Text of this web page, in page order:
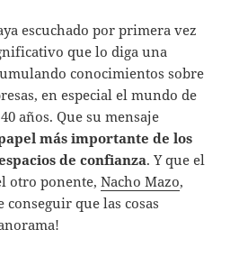
escuchado por primera vez
que lo diga una
conocimientos sobre
en especial el mundo de
años. Que su mensaje
más importante de los
de confianza. Y que el
otro ponente,Nacho Mazo,
que las cosas